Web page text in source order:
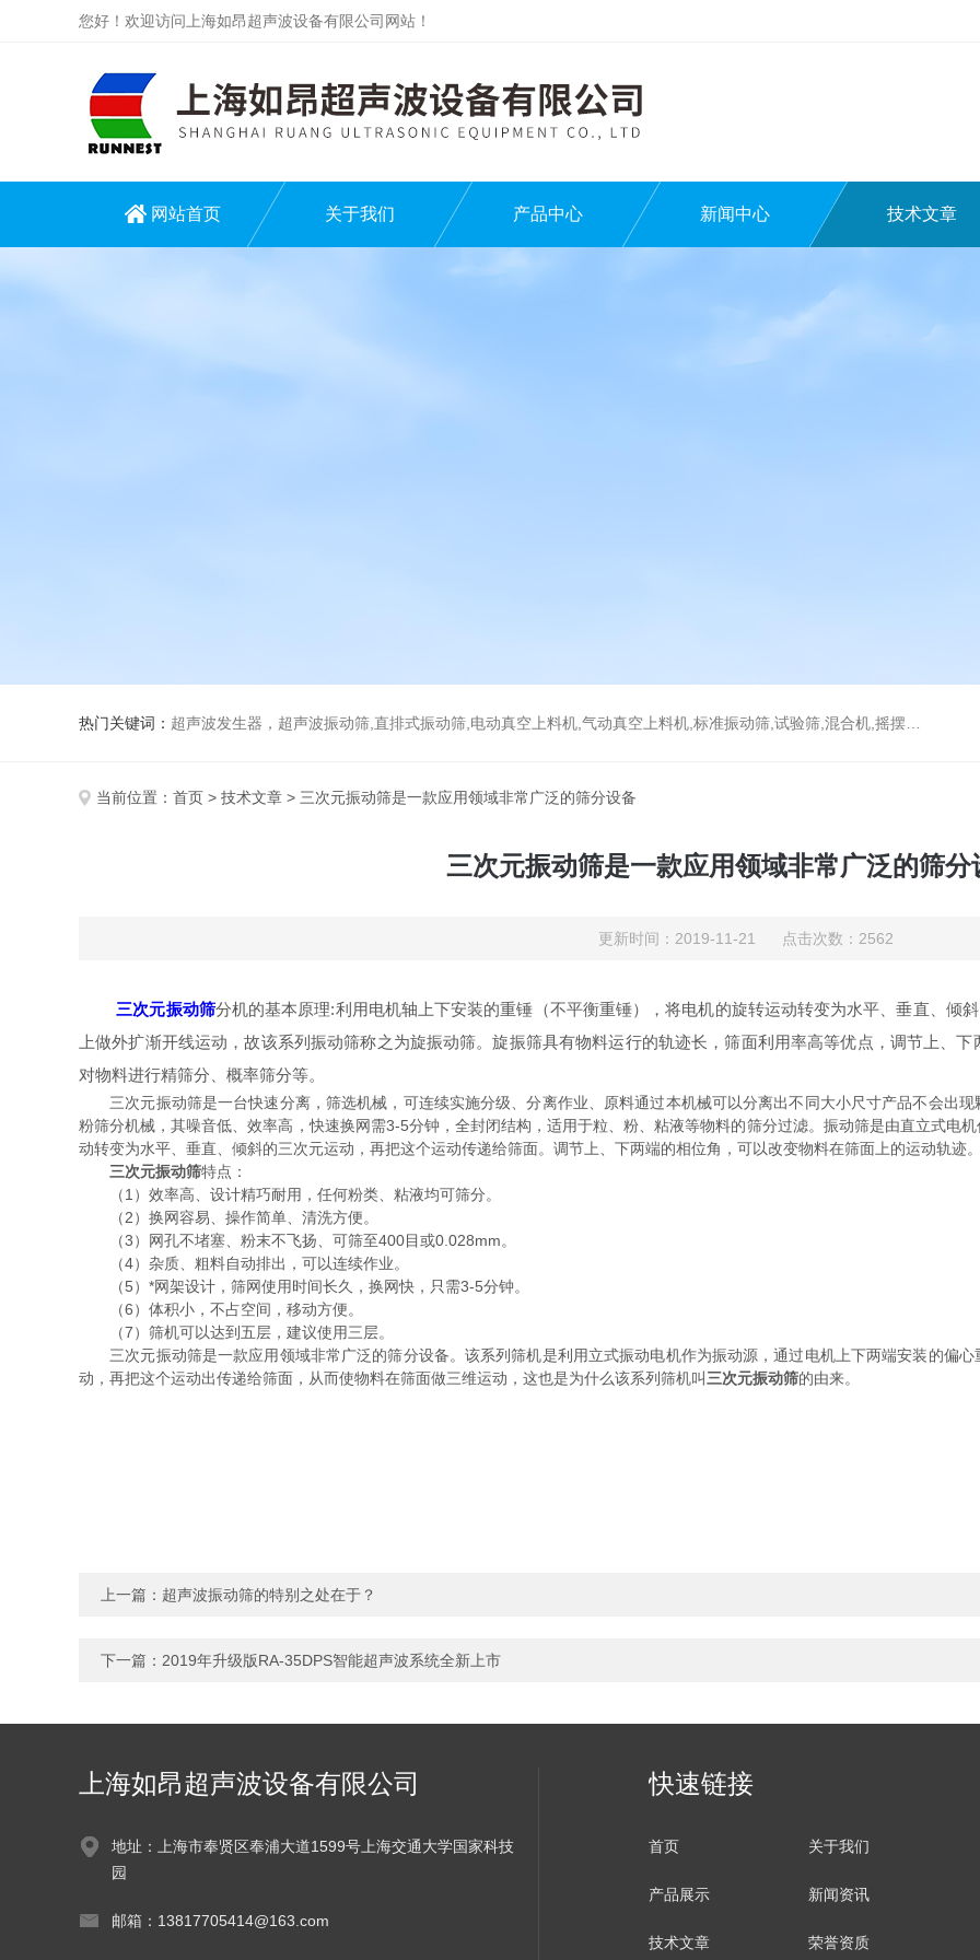
您好！欢迎访问上海如昂超声波设备有限公司网站！
网站首页 关于我们 产品中心 新闻中心 技术文章
热门关键词： 超声波发生器，超声波振动筛,直排式振动筛,电动真空上料机,气动真空上料机,标准振动筛,试验筛,混合机,摇摆筛，检验筛
当前位置： 首页 > 技术文章 > 三次元振动筛是一款应用领域非常广泛的筛分设备
三次元振动筛是一款应用领域非常广泛的筛分
更新时间：2019-11-21 点击次数：2562
三次元振动筛分机的基本原理:利用电机轴上下安装的重锤（不平衡重锤），将电机的旋转运动转变为水平、垂直、倾
上做外扩渐开线运动，故该系列振动筛称之为旋振动筛。旋振筛具有物料运行的轨迹长，筛面利用率高等优点，调节上、
对物料进行精筛分、概率筛分等。
三次元振动筛是一台快速分离，筛选机械，可连续实施分级、分离作业、原料通过本机械可以分离出不同大小尺寸产品不会出
粉筛分机械，其噪音低、效率高，快速换网需3-5分钟，全封闭结构，适用于粒、粉、粘液等物料的筛分过滤。振动筛是由直立式电
动转变为水平、垂直、倾斜的三次元运动，再把这个运动传递给筛面。调节上、下两端的相位角，可以改变物料在筛面上的运动轨迹
三次元振动筛特点：
（1）效率高、设计精巧耐用，任何粉类、粘液均可筛分。
（2）换网容易、操作简单、清洗方便。
（3）网孔不堵塞、粉末不飞扬、可筛至400目或0.028mm。
（4）杂质、粗料自动排出，可以连续作业。
（5）*网架设计，筛网使用时间长久，换网快，只需3-5分钟。
（6）体积小，不占空间，移动方便。
（7）筛机可以达到五层，建议使用三层。
三次元振动筛是一款应用领域非常广泛的筛分设备。该系列筛机是利用立式振动电机作为振动源，通过电机上下两端安装的偏
动，再把这个运动出传递给筛面，从而使物料在筛面做三维运动，这也是为什么该系列筛机叫 三次元振动筛的由来。
上一篇： 超声波振动筛的特别之处在于？
下一篇： 2019年升级版RA-35DPS智能超声波系统全新上市
上海如昂超声波设备有限公司
地址：上海市奉贤区奉浦大道1599号上海交通大学国家科技
园
邮箱：13817705414@163.com
快速链接
首页 关于我们
产品展示 新闻资讯
技术文章 荣誉资质